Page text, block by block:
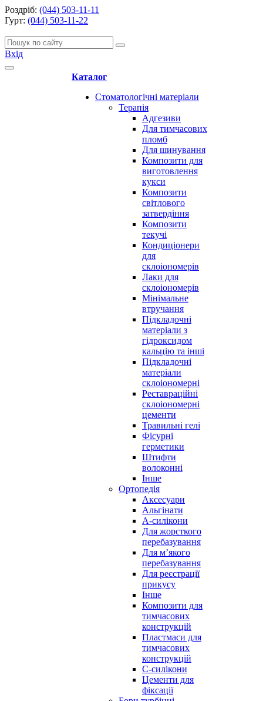
Роздріб: (044) 503-11-11
Гурт: (044) 503-11-22
Вхід
Каталог
Стоматологічні матеріали
Терапія
Адгезиви
Для тимчасових
пломб
Для шинування
Композити для
виготовлення
кукси
Композити
світлового
затвердіння
Композити
текучі
Кондиціонери
для
склоіономерів
Лаки для
склоіономерів
Мінімальне
втручання
Підкладочні
матеріали з
гідроксидом
кальцію та інші
Підкладочні
матеріали
склоіономерні
Реставраційні
склоіономерні
цементи
Травильні гелі
Фісурні
герметики
Штифти
волоконні
Інше
Ортопедія
Аксесуари
Альгінати
А-силікони
Для жорсткого
перебазування
Для м’якого
перебазування
Для реєстрації
прикусу
Інше
Композити для
тимчасових
конструкцій
Пластмаси для
тимчасових
конструкцій
С-силікони
Цементи для
фіксації